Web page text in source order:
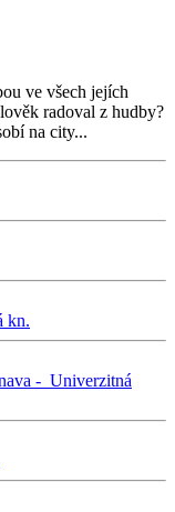
ve všech jejích
radoval z hudby?
na city...
kn.
- Univerzitná